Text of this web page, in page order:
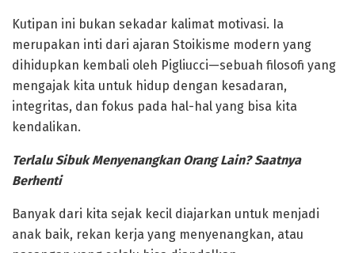
‎Kutipan ini bukan sekadar kalimat motivasi. Ia
merupakan inti dari ajaran Stoikisme modern yang
dihidupkan kembali oleh Pigliucci—sebuah filosofi yang
mengajak kita untuk hidup dengan kesadaran,
integritas, dan fokus pada hal-hal yang bisa kita
kendalikan.
‎Terlalu Sibuk Menyenangkan Orang Lain? Saatnya
Berhenti
‎Banyak dari kita sejak kecil diajarkan untuk menjadi
anak baik, rekan kerja yang menyenangkan, atau